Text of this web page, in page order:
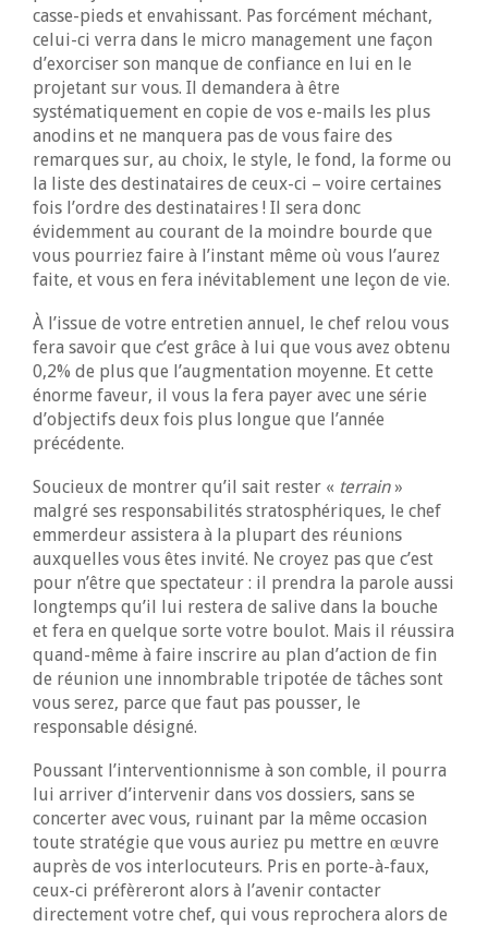
casse-pieds et envahissant. Pas forcément méchant,
celui-ci verra dans le micro management une façon
d’exorciser son manque de confiance en lui en le
projetant sur vous. Il demandera à être
systématiquement en copie de vos e-mails les plus
anodins et ne manquera pas de vous faire des
remarques sur, au choix, le style, le fond, la forme ou
la liste des destinataires de ceux-ci – voire certaines
fois l’ordre des destinataires ! Il sera donc
évidemment au courant de la moindre bourde que
vous pourriez faire à l’instant même où vous l’aurez
faite, et vous en fera inévitablement une leçon de vie.
À l’issue de votre entretien annuel, le chef relou vous
fera savoir que c’est grâce à lui que vous avez obtenu
0,2% de plus que l’augmentation moyenne. Et cette
énorme faveur, il vous la fera payer avec une série
d’objectifs deux fois plus longue que l’année
précédente.
Soucieux de montrer qu’il sait rester « terrain»
malgré ses responsabilités stratosphériques, le chef
emmerdeur assistera à la plupart des réunions
auxquelles vous êtes invité. Ne croyez pas que c’est
pour n’être que spectateur : il prendra la parole aussi
longtemps qu’il lui restera de salive dans la bouche
et fera en quelque sorte votre boulot. Mais il réussira
quand-même à faire inscrire au plan d’action de fin
de réunion une innombrable tripotée de tâches sont
vous serez, parce que faut pas pousser, le
responsable désigné.
Poussant l’interventionnisme à son comble, il pourra
lui arriver d’intervenir dans vos dossiers, sans se
concerter avec vous, ruinant par la même occasion
toute stratégie que vous auriez pu mettre en œuvre
auprès de vos interlocuteurs. Pris en porte-à-faux,
ceux-ci préfèreront alors à l’avenir contacter
directement votre chef, qui vous reprochera alors de